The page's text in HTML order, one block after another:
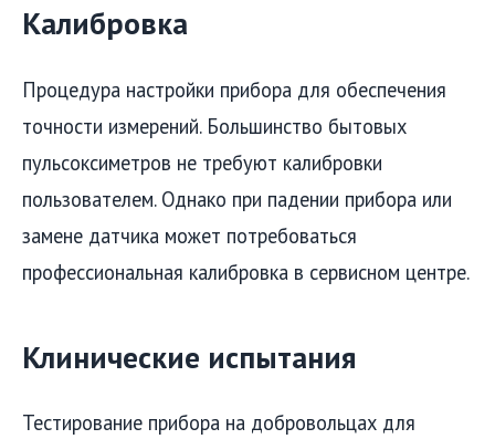
Калибровка
Процедура настройки прибора для обеспечения
точности измерений. Большинство бытовых
пульсоксиметров не требуют калибровки
пользователем. Однако при падении прибора или
замене датчика может потребоваться
профессиональная калибровка в сервисном центре.
Клинические испытания
Тестирование прибора на добровольцах для